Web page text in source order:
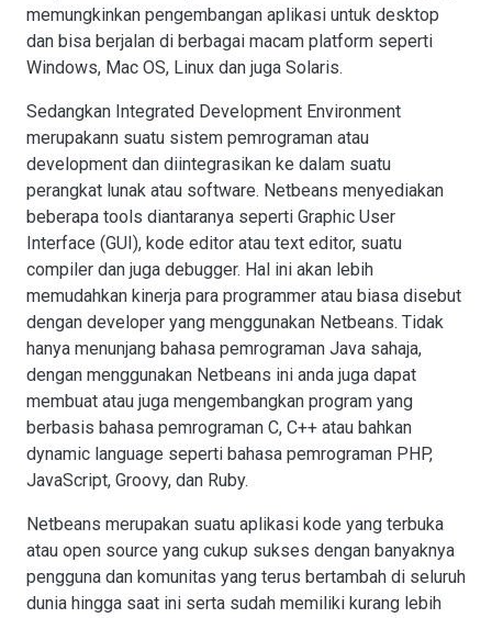
memungkinkan pengembangan aplikasi untuk desktop
dan bisa berjalan di berbagai macam platform seperti
Windows, Mac OS, Linux dan juga Solaris.
Sedangkan Integrated Development Environment
merupakann suatu sistem pemrograman atau
development dan diintegrasikan ke dalam suatu
perangkat lunak atau software. Netbeans menyediakan
beberapa tools diantaranya seperti Graphic User
Interface (GUI), kode editor atau text editor, suatu
compiler dan juga debugger. Hal ini akan lebih
memudahkan kinerja para programmer atau biasa disebut
dengan developer yang menggunakan Netbeans. Tidak
hanya menunjang bahasa pemrograman Java sahaja,
dengan menggunakan Netbeans ini anda juga dapat
membuat atau juga mengembangkan program yang
berbasis bahasa pemrograman C, C++ atau bahkan
dynamic language seperti bahasa pemrograman PHP,
JavaScript, Groovy, dan Ruby.
Netbeans merupakan suatu aplikasi kode yang terbuka
atau open source yang cukup sukses dengan banyaknya
pengguna dan komunitas yang terus bertambah di seluruh
dunia hingga saat ini serta sudah memiliki kurang lebih